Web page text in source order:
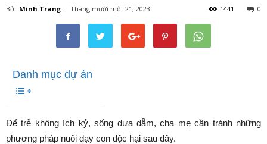
Bởi Minh Trang - Tháng mười một 21, 2023 0
1441
Danh mục dự án
Để trẻ không ích kỷ, sống dựa dẫm, cha mẹ cần tránh những
phương pháp nuôi dạy con độc hại sau đây.